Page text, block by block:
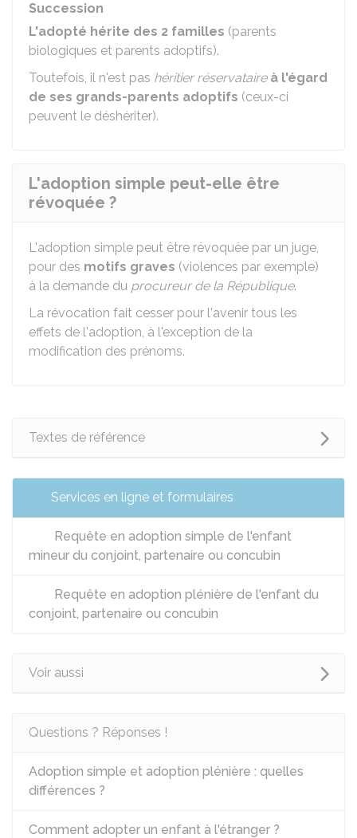
Succession
L'adopté hérite des 2 familles (parents
biologiques et parents adoptifs).
Toutefois, il n'est pas héritier réservataireà l'égard
de ses grands-parents adoptifs (ceux-ci
peuvent le déshériter).
L'adoption simple peut-elle être
révoquée ?
L'adoption simple peut être révoquée par un juge,
pour des motifs graves (violences par exemple)
à la demande du procureur de la République.
La révocation fait cesser pour l'avenir tous les
effets de l'adoption, à l'exception de la
modification des prénoms.
Textes de référence
Services en ligne et formulaires
Requête en adoption simple de l'enfant
mineur du conjoint, partenaire ou concubin
Requête en adoption plénière de l'enfant du
conjoint, partenaire ou concubin
Voir aussi
Questions ? Réponses !
Adoption simple et adoption plénière : quelles
différences ?
Comment adopter un enfant à l'étranger ?